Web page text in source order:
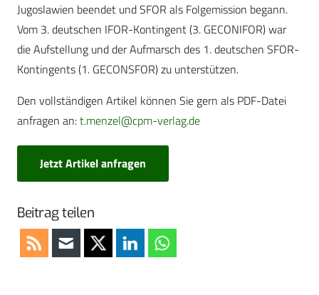
Jugoslawien beendet und SFOR als Folgemission begann.
Vom 3. deutschen IFOR-Kontingent (3. GECONIFOR) war
die Aufstellung und der Aufmarsch des 1. deutschen SFOR-
Kontingents (1. GECONSFOR) zu unterstützen.
Den vollständigen Artikel können Sie gern als PDF-Datei
anfragen an:t.menzel@cpm-verlag.de
Jetzt Artikel anfragen
Beitrag teilen